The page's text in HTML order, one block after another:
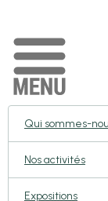
Qui sommes-
Nos activités
Expositions